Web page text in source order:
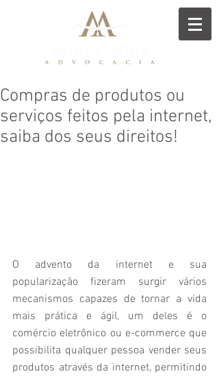
Compras de produtos ou
serviços feitos pela internet,
saiba dos seus direitos!
O advento da internet e sua
popularização fizeram surgir vários
mecanismos capazes de tornar a vida
mais prática e ágil, um deles é o
comércio eletrônico ou e-commerce que
possibilita qualquer pessoa vender seus
produtos através da internet, permitindo